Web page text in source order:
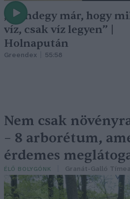
„Mindegy már, hogy
víz, csak víz legyen” |
Holnapután
Greendex 55:58
Nem csak
– 8 arborétum,
érdemes
ÉLŐ BOLYGÓNK Granát-Galló Tímea